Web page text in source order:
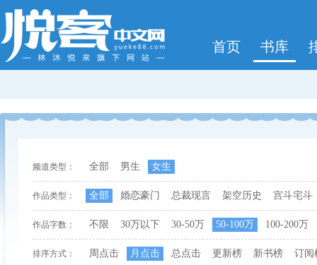
首页 书库
频道类型： 全部 男生 女生
作品类型： 全部 婚恋豪门 总裁现言 架空历史 宫斗宅斗
作品字数： 不限 30万以下 30-50万 50-100万 100-200万
排序方式： 周点击 月点击 总点击 更新榜 新书榜 订阅